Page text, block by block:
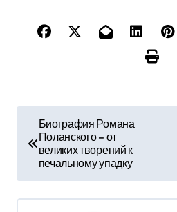
в
и
Биография Романа
Поланского – от
великих творений к
печальному упадку